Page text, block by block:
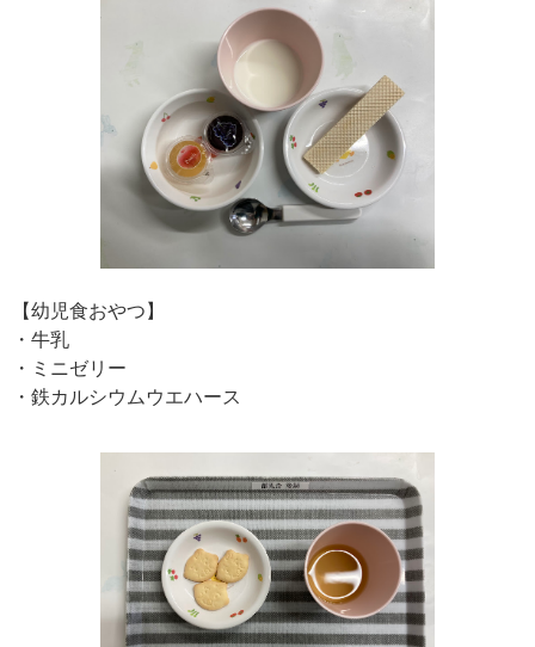
【幼児食おやつ】
・牛乳
・ミニゼリー
・鉄カルシウムウエハース